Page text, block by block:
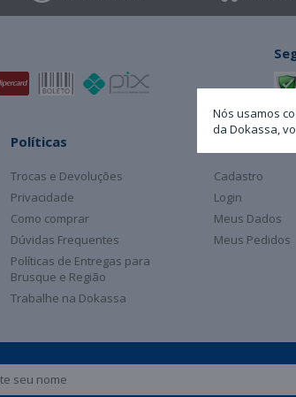
Nós usamos
da Dokassa,
Políticas
Trocas e Devoluções
Privacidade
Como comprar
Dúvidas Frequentes
Políticas de Entregas para
Brusque e Região
Trabalhe na Dokassa
Cadastro
Login
Meus Dados
Meus Pedidos